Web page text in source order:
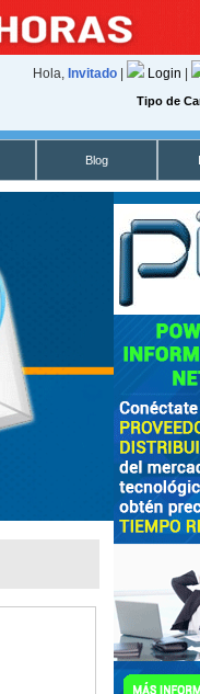
Hola, Invitado Login
Tipo de
Blog